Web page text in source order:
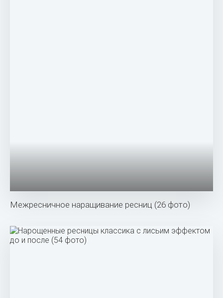
Межресничное наращивание ресниц (26 фото)